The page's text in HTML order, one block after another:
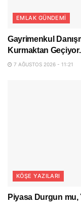
EMLAK GÜNDEMI
Gayrimenkul
Kurmaktan Geçiyor.
7 AĞUSTOS 2026 - 11:21
KÖŞE YAZILARI
Piyasa Durgun mu,